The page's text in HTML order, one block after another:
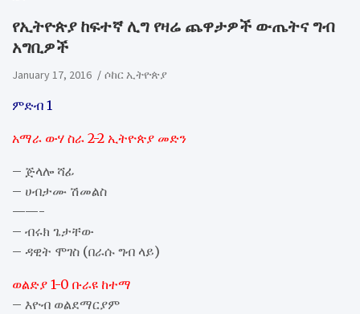
የኢትዮጵያ ከፍተኛ ሊግ የዛሬ ጨዋታዎች ውጤትና ግብ
አግቢዎች
January 17, 2016 ሶከር ኢትዮጵያ
ምድብ 1
አማራ ውሃ ስራ 2-2 ኢትዮጵያ መድን
– ጅላሎ ሻፊ
– ሀብታሙ ሽመልስ
——-
– ብሩክ ጌታቸው
– ዳዊት ሞገስ (በራሱ ግብ ላይ)
ወልድያ 1-0 ቡራዩ ከተማ
– እዮብ ወልደማርያም